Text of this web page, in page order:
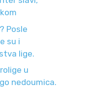
Posle
su i
lige.
u
nedoumica.